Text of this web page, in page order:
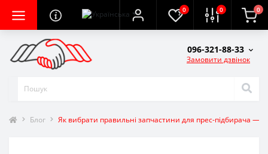
0 0 0
096-321-88-33
Замовити дзвінок
Блог Як вибрати правильні запчастини для прес-підбирача —